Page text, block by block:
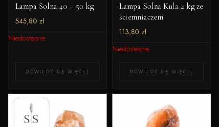
Lampa Solna 40 – 50 kg
545,80 zł
Niedostepne
DOWIEDZ SIĘ WIĘCEJ
Lampa Solna Kula 4 kg ze
ściemniaczem
113,80 zł
Niedostepne
DOWIEDZ SIĘ WIĘCEJ